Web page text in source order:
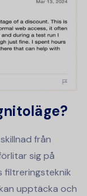
från
sig på
filtreringsteknik
upptäcka och